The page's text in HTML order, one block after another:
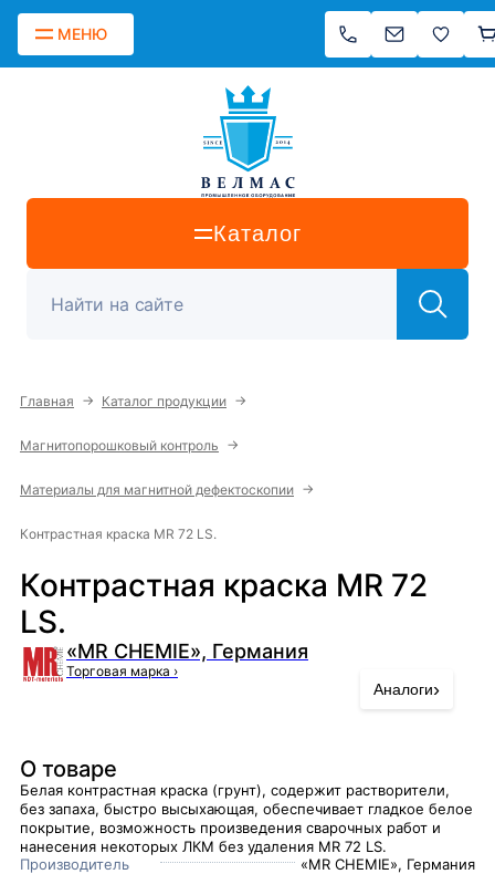
МЕНЮ
Каталог
Главная → Каталог продукции →
Магнитопорошковый контроль →
Материалы для магнитной дефектоскопии →
Контрастная краска MR 72 LS.
Контрастная краска MR 72
LS.
«MR CHEMIE», Германия
Торговая марка ›
Аналоги›
О товаре
Белая контрастная краска (грунт), содержит растворители,
без запаха, быстро высыхающая, обеспечивает гладкое белое
покрытие, возможность произведения сварочных работ и
нанесения некоторых ЛКМ без удаления MR 72 LS.
Производитель
«MR CHEMIE», Германия